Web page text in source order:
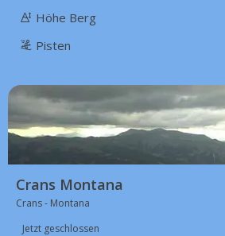
Höhe Berg
Pisten
Crans Montana
Crans - Montana
Jetzt geschlossen